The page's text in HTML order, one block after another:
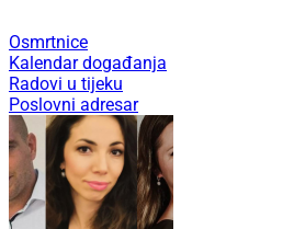
Osmrtnice
Kalendar događanja
Radovi u tijeku
Poslovni adresar